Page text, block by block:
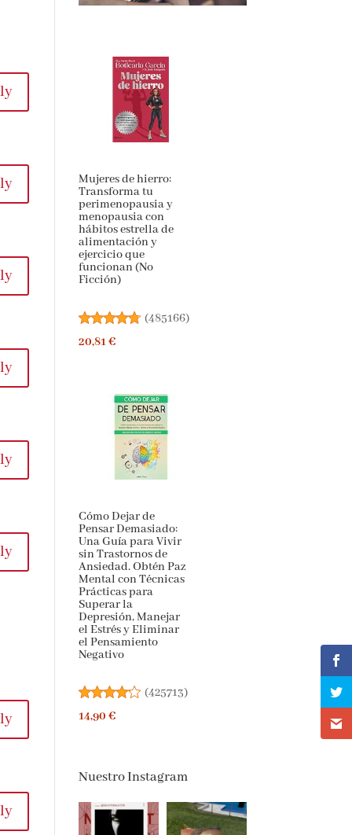
Mujeres de hierro:
Transforma tu
perimenopausia y
menopausia con
hábitos estrella de
alimentación y
ejercicio que
funcionan (No
Ficción)
(485166)
20,81 €
Cómo Dejar de
Pensar Demasiado:
Una Guía para Vivir
sin Trastornos de
Ansiedad. Obtén Paz
Mental con Técnicas
Prácticas para
Superar la
Depresión, Manejar
el Estrés y Eliminar
el Pensamiento
Negativo
(425713)
14,90 €
Nuestro Instagram